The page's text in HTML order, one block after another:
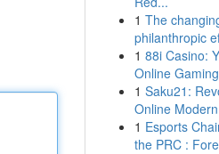
1 The
philanthropic
1 88i Casino:
Online
1 Saku21:
Online Modern
1 Esports
the PRC :